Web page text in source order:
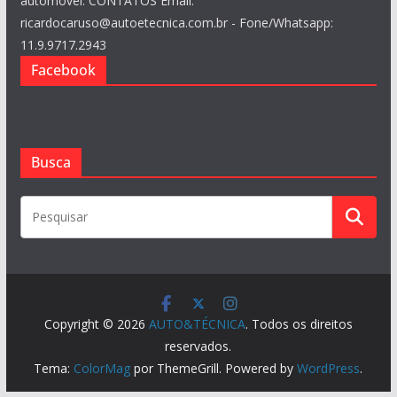
ricardocaruso@autoetecnica.com.br - Fone/Whatsapp:
11.9.9717.2943
Facebook
Busca
Copyright © 2026 AUTO&TÉCNICA. Todos os direitos
reservados.
Tema: ColorMag por ThemeGrill. Powered byWordPress.